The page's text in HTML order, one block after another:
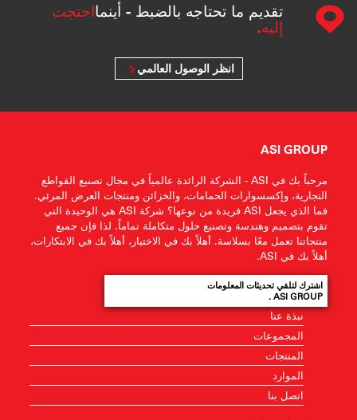
تقديم ما تحتاجه بالضبط - أينمااحتجت
إليه.
انظر الوصول العالمي
ASI GROUP
مرحباً بك في ASI - الشركة الرائدة عالمياً في مجال تصنيع القواطع
التجارية، وإكسسوارات الحمامات، والخزائن ومنتجات العرض المرئي.
فما الذي يجعل ASI فريدة من نوعها؟ شركة ASI هي الوحيدة التي
تقوم بتصميم وهندسة وتصنيع حلول متكاملة تماماً. لذا فإن جميع
منتجاتنا تعمل معًا بسلاسة. أهلاً بك في الاختيار، أهلاً بك في الابتكارات،
أهلاً بك في ASI.
اشترك لتلقي تحديثات المعلومات
ASI GROUP .
نبذة عنا
المجموعات
المنتجات
الموارد
اتصل بنا